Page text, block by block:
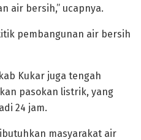
air bersih,” ucapnya.
pembangunan air bersih
Kukar juga tengah
pasokan listrik, yang
24 jam.
masyarakat air